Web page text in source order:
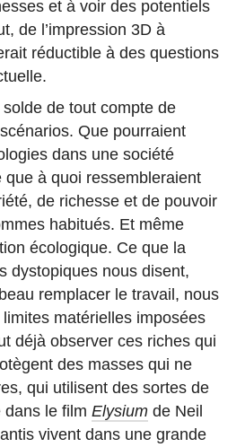
et à voir des potentiels
de l’impression 3D à
réductible à des questions
de tout compte de
Que pourraient
dans une société
que à quoi ressembleraient
de richesse et de pouvoir
habitués. Et même
écologique. Ce que la
dystopiques nous disent,
remplacer le travail, nous
matérielles imposées
déjà observer ces riches qui
des masses qui ne
qui utilisent des sortes de
dans le filmElysium de Neil
vivent dans une grande